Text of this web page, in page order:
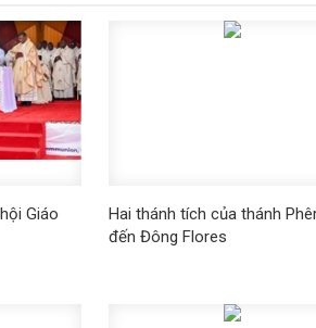
Giáo
Hai thánh tích của thánh
đến Đông Flores